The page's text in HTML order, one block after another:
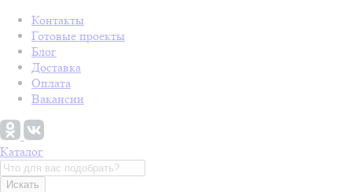
Контакты
Готовые проекты
Блог
Доставка
Оплата
Вакансии
Каталог
Искать